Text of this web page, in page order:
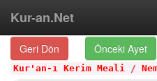
Kur-an.Net
Geri Dön Önceki Ayet
Kur'an-ı Kerim Meali /